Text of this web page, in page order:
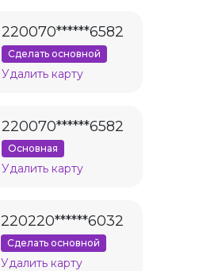
220070******6582
Сделать основной
Удалить карту
220070******6582
Основная
Удалить карту
220220******6032
Сделать основной
Удалить карту